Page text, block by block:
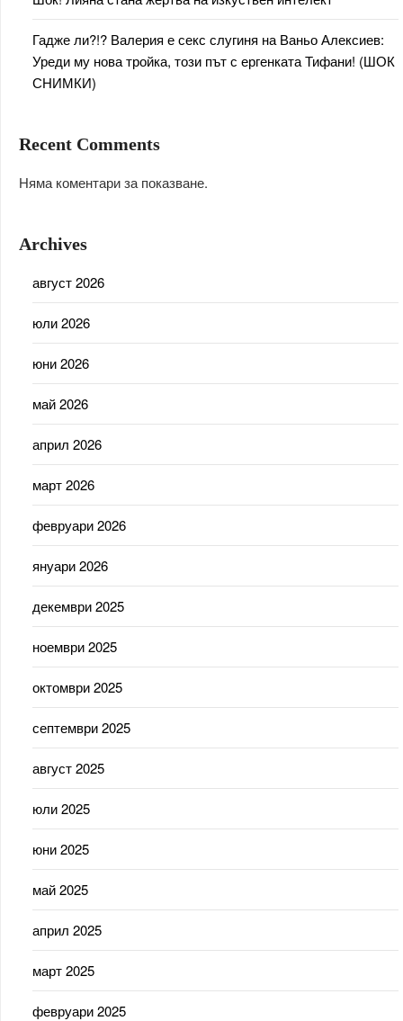
Гадже ли?!? Валерия е секс слугиня на Ваньо Алексиев:
Уреди му нова тройка, този път с ергенката Тифани! (ШОК
СНИМКИ)
Recent Comments
Няма коментари за показване.
Archives
август 2026
юли 2026
юни 2026
май 2026
април 2026
март 2026
февруари 2026
януари 2026
декември 2025
ноември 2025
октомври 2025
септември 2025
август 2025
юли 2025
юни 2025
май 2025
април 2025
март 2025
февруари 2025